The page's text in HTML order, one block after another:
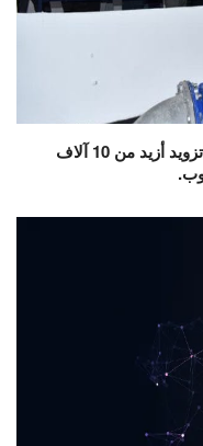
اشتوكة أيت باها : مشاريع مهيكلة لتأمين تزويد أزيد من 10 آلاف